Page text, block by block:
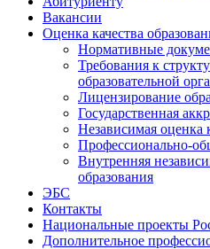
Вакансии
Оценка качества
Нормативные
Требования к
образовательной
Лицензирование
Государственная
Независимая оценка
Профессионально-
Внутренняя
образования
ЭБС
Контакты
Национальные проекты
Дополнительное